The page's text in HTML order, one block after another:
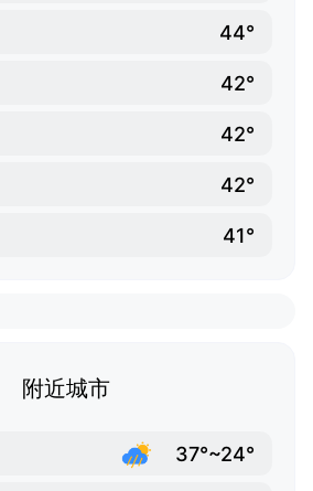
44°
42°
42°
42°
41°
附近城市
37°~24°